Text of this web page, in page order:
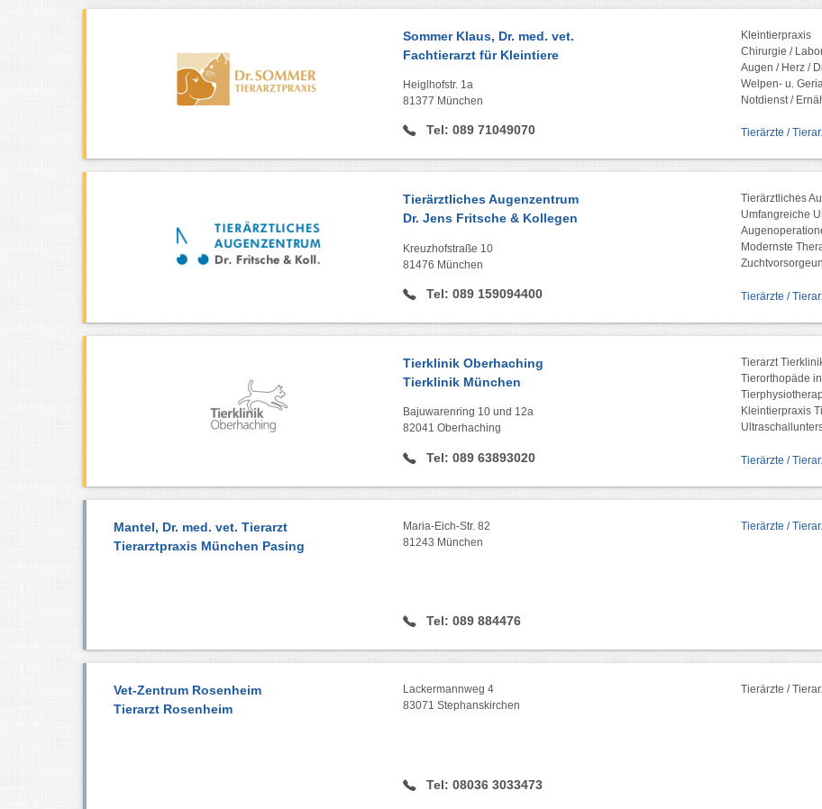
Sommer Klaus, Dr. med. vet.
Fachtierarzt für Kleintiere
Heiglhofstr. 1a
81377 München
Tel: 089 71049070
Kleintierpraxis
Chirurgie /
Augen / Herz /
Welpen- u.
Notdienst /
Tierärzte /
Tierärztliches Augenzentrum
Dr. Jens Fritsche & Kollegen
Kreuzhofstraße 10
81476 München
Tel: 089 159094400
Tierärztliches
Umfangreiche
Modernste
Tierärzte /
Tierklinik Oberhaching
Tierklinik München
Bajuwarenring 10 und 12a
82041 Oberhaching
Tel: 089 63893020
Tierarzt
Tierorthopäde
Kleintierpraxis
Tierärzte /
Mantel, Dr. med. vet. Tierarzt
Tierarztpraxis München Pasing
Maria-Eich-Str. 82
81243 München
Tel: 089 884476
Tierärzte /
Vet-Zentrum Rosenheim
Tierarzt Rosenheim
Lackermannweg 4
83071 Stephanskirchen
Tel: 08036 3033473
Tierärzte /